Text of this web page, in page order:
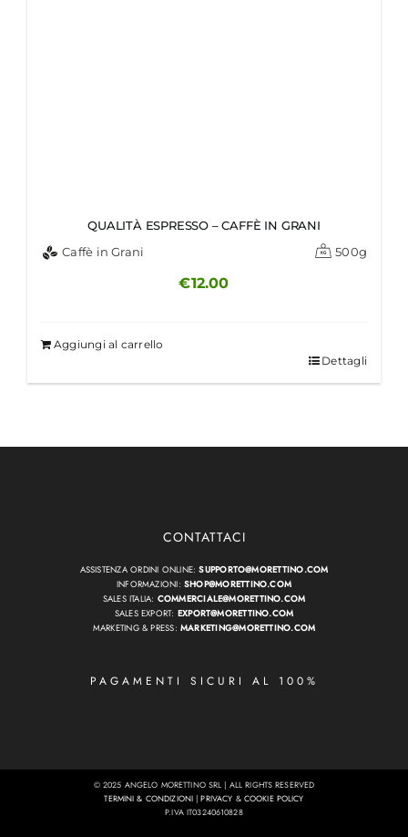
QUALITÀ ESPRESSO – CAFFÈ IN GRANI
Caffè in Grani
500g
€12.00
Aggiungi al carrello
Dettagli
CONTATTACI
ASSISTENZA ORDINI ONLINE:SUPPORTO@MORETTINO.COM
INFORMAZIONI:SHOP@MORETTINO.COM
SALES ITALIA: COMMERCIALE@MORETTINO.COM
SALES EXPORT: EXPORT@MORETTINO.COM
MARKETING & PRESS:MARKETING@MORETTINO.COM
PAGAMENTI SICURI AL 100%
© 2025 ANGELO MORETTINO SRL | ALL RIGHTS RESERVED
TERMINI & CONDIZIONI |PRIVACY & COOKIE POLICY
P.IVA IT03240610828